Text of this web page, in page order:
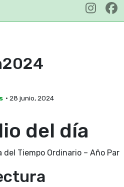
• 28 junio, 2024
del día
del Tiempo Ordinario – Año Par